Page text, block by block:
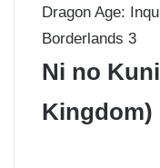
Dragon Age:
Borderlands 3
Ni no
Kingdom)